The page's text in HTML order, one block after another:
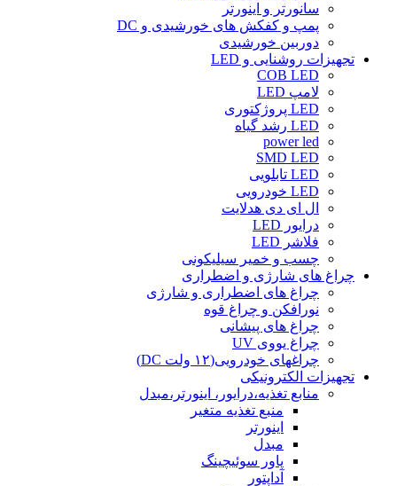
سانورتر و اینورتر
پمپ و کفکش های خورشیدی و DC
دوربین خورشیدی
تجهیزات روشنایی و LED
COB LED
لامپ LED
LED پروژکتوری
LED رشد گیاه
power led
SMD LED
LED تابلویی
LED خودرویی
ال ای دی هدلایت
درایور LED
فلاشر LED
چسب و خمیر سیلیکونی
چراغ های شارژی و اضطراری
چراغ های اضطراری و شارژی
نورافکن و چراغ قوه
چراغ های پیشانی
چراغ یووی UV
چراغهای خودرویی(۱۲ ولت DC)
تجهیزات الکترونیکی
منابع تغذیه،درایور، اینورتر،مبدل
منبع تغذیه متغیر
اینورتر
مبدل
پاور سوئیچینگ
آداپتور